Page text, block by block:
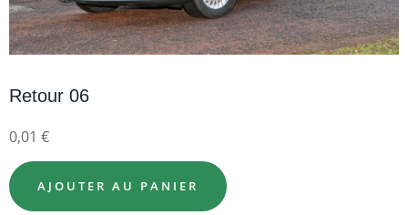
Retour 06
0,01 €
AJOUTER AU PANIER